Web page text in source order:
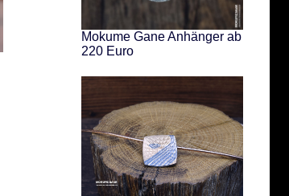
Mokume Gane Anhänger ab
220 Euro